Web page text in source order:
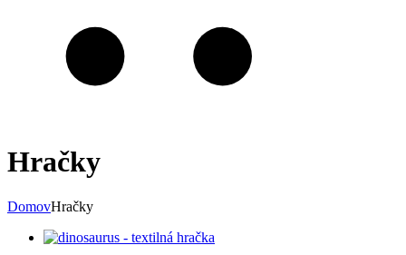
Hračky
DomovHračky